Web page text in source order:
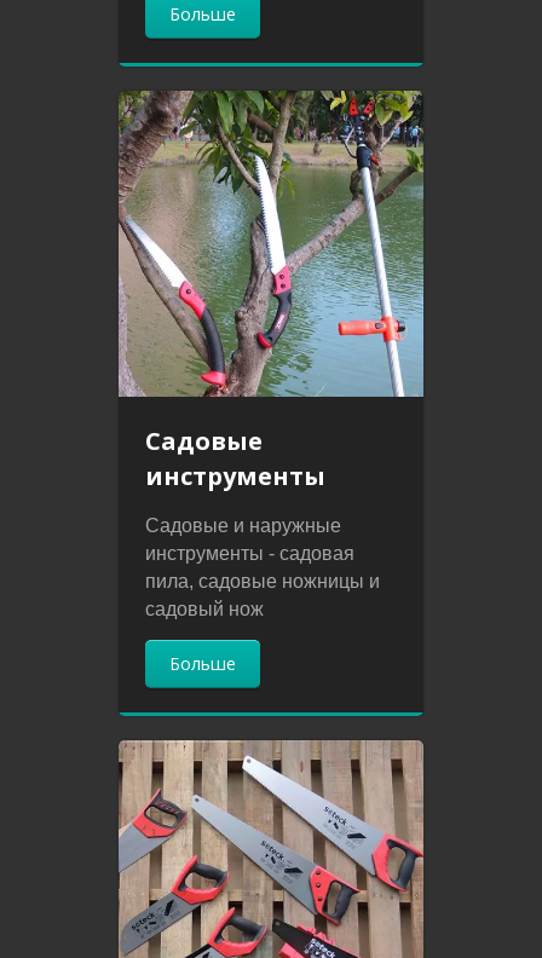
Больше
Садовые
инструменты
Садовые и наружные
инструменты - садовая
пила, садовые ножницы и
садовый нож
Больше